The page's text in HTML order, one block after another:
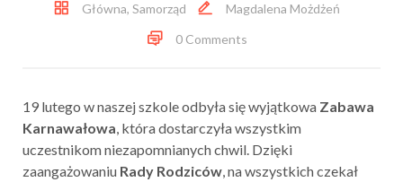
Główna, Samorząd
Magdalena Możdżeń
0 Comments
19 lutego w naszej szkole odbyła się wyjątkowa Zabawa
Karnawałowa , która dostarczyła wszystkim
uczestnikom niezapomnianych chwil. Dzięki
zaangażowaniu Rady Rodziców , na wszystkich czekał